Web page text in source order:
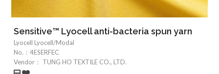
Sensitive™ Lyocell anti-bacteria spun yarn
Lyocell Lyocell/Modal
No.： 4ESERFEC
Vendor：
TUNG HO TEXTILE CO., LTD.